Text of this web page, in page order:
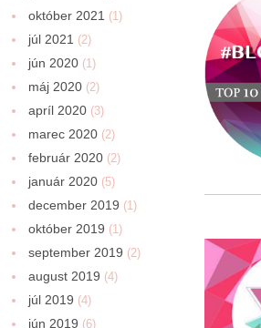
október 2021 (1)
júl 2021 (2)
jún 2020 (1)
máj 2020 (2)
apríl 2020 (3)
marec 2020 (2)
február 2020 (2)
január 2020 (5)
december 2019 (1)
október 2019 (1)
september 2019 (2)
august 2019 (4)
júl 2019 (4)
jún 2019 (6)